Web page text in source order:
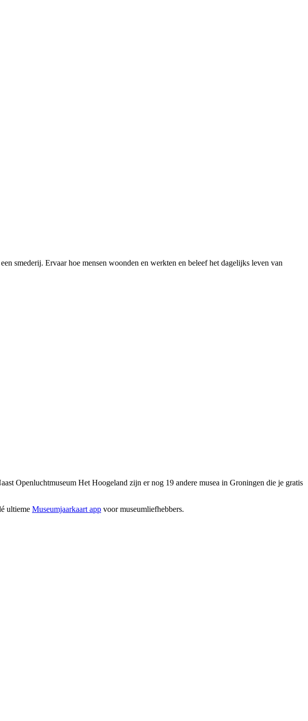
smederij. Ervaar hoe mensen woonden en werkten en beleef het dagelijks leven van
Openluchtmuseum Het Hoogeland zijn er nog 19 andere musea in Groningen die je gratis
ultieme Museumjaarkaart app voor museumliefhebbers.